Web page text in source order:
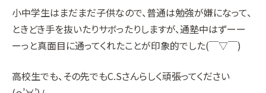
小中学生はまだまだ子供なので、普通は勉強が嫌になって、
ときどき手を抜いたりサボったりしますが、通塾中はずーー
ーっと真面目に通ってくれたことが印象的でした(￣▽￣)
高校生でも、その先でもC.Sさんらしく頑張ってください